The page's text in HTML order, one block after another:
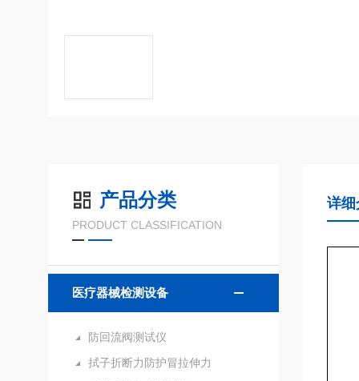
产品分类
PRODUCT CLASSIFICATION
医疗器械检测设备
防回流阀测试仪
拭子折断力防护冒拉伸力
详细